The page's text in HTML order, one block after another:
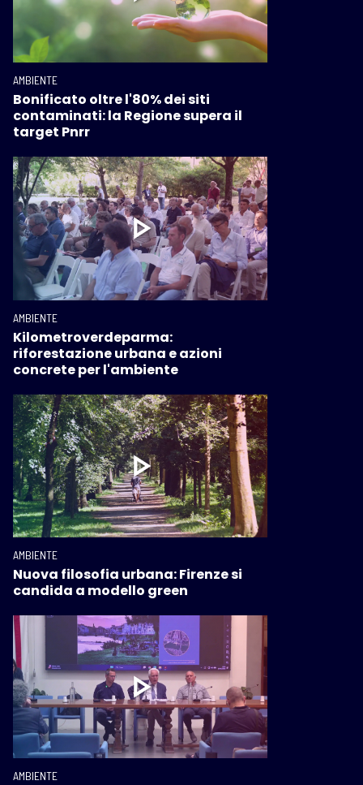
AMBIENTE
Bonificato oltre l'80% dei siti
contaminati: la Regione supera il
target Pnrr
AMBIENTE
Kilometroverdeparma:
riforestazione urbana e azioni
concrete per l'ambiente
AMBIENTE
Nuova filosofia urbana: Firenze si
candida a modello green
AMBIENTE